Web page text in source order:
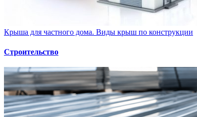
Крыша для частного дома. Виды крыш по конструкции
Строительство